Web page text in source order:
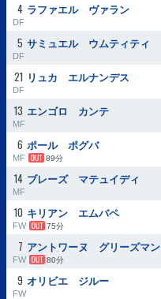
4 ラファエル ヴァラン
DF
5 サミュエル ウムティティ
DF
21 リュカ エルナンデス
DF
13 エンゴロ カンテ
MF
6 ポール ポグバ
MF 89分
14 ブレーズ マテュイディ
MF
10 キリアン エムバペ
FW 75分
7 アントワーヌ グリーズマン
FW 80分
9 オリビエ ジルー
FW